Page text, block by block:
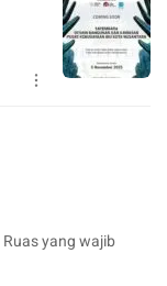
Ruas yang wajib